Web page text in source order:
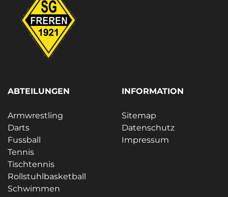
ABTEILUNGEN
Armwrestling
Darts
Fussball
Tennis
Tischtennis
Rollstuhlbasketball
Schwimmen
INFORMATION
Sitemap
Datenschutz
Impressum